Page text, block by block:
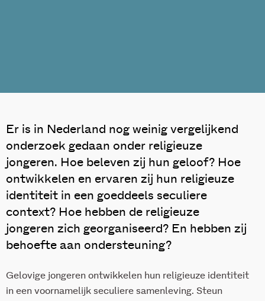
Er is in Nederland nog weinig vergelijkend
onderzoek gedaan onder religieuze
jongeren. Hoe beleven zij hun geloof? Hoe
ontwikkelen en ervaren zij hun religieuze
identiteit in een goeddeels seculiere
context? Hoe hebben de religieuze
jongeren zich georganiseerd? En hebben zij
behoefte aan ondersteuning?
Gelovige jongeren ontwikkelen hun religieuze identiteit
in een voornamelijk seculiere samenleving. Steun